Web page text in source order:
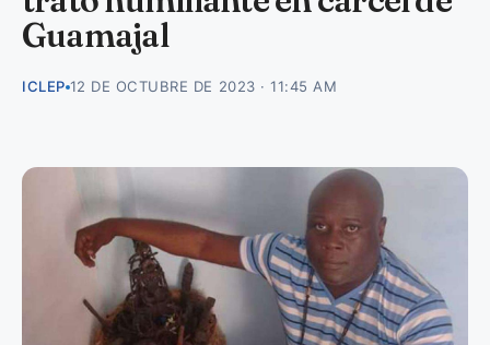
Guamajal
ICLEP 12 DE OCTUBRE DE 2023 · 11:45 AM